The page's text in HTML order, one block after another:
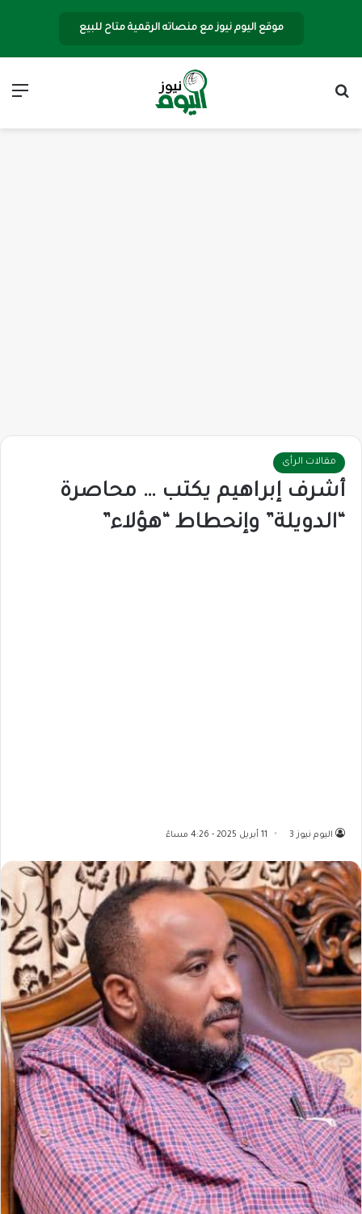
موقع اليوم نيوز مع منصاته الرقمية متاح للبيع
مقالات الرأى
أشرف إبراهيم يكتب … محاصرة
“الدويلة” وإنحطاط “هؤلاء”
اليوم نيوز 3 11 أبريل 2025 - 4:26 مساءً